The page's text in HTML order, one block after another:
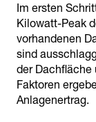
Im ersten
Kilowatt-Peak
vorhandenen
sind
der Dachfläche
Faktoren
Anlagenertrag.